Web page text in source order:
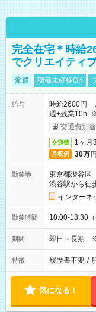
完全在宅＊時給
でクリエイティ
派遣 職種未経験OK
給与
時給2600円
週+残業10h
受取りサービ
交通費別
交通費 1ヶ月
月収例 30万
勤務地
東京都渋谷区
渋谷駅から徒
インターネ
勤務時間 10:00-18:30
期間 即日～長期
特徴 履歴書不要 /
気になる！